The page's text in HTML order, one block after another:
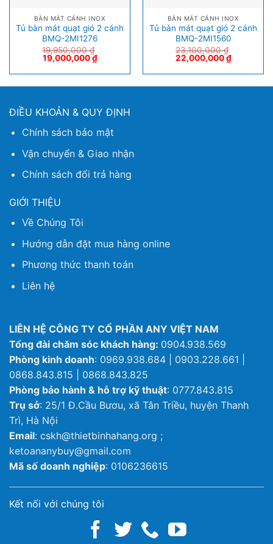
BÀN MÁT CÁNH INOX
Tủ bàn mát quạt gió 2 cánh
BMQ-2MI1276
19,950,000₫
19,000,000₫
BÀN MÁT CÁNH INOX
Tủ bàn mát quạt gió 2 cánh
BMQ-2MI1560
23,100,000₫
22,000,000₫
ĐIỀU KHOẢN & QUY ĐỊNH
Chính sách bảo mật
Vận chuyển & Giao nhận
Chính sách đổi trả hàng
GIỚI THIỆU
Về Chúng Tôi
Hướng dẫn đặt mua hàng online
Phương thức thanh toán
Liên hệ
LIÊN HỆ CÔNG TY CỔ PHẦN ANY VIỆT NAM
Tổng đài chăm sóc khách hàng: 0904.938.569
Phòng kinh doanh: 0969.938.684 | 0903.228.661 |
0868.843.815 | 0868.843.825
Phòng bảo hành & hỗ trợ kỹ thuật: 0777.843.815
Trụ sở: 25/1 Đ.Cầu Bươu, xã Tân Triều, huyện Thanh
Trì, Hà Nội
Email: cskh@thietbinhahang.org ;
ketoananybuy@gmail.com
Mã số doanh nghiệp: 0106236615
Kết nối với chúng tôi